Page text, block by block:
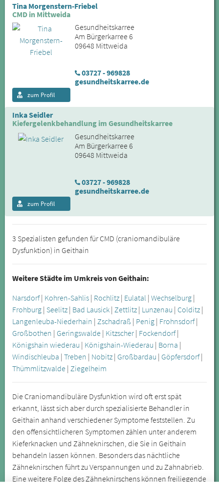
Tina Morgenstern-Friebel
CMD in Mittweida
Gesundheitskarree
Am Bürgerkarree 6
09648 Mittweida
03727 - 969828
gesundheitskarree.de
zum Profil
Inka Seidler
Kiefergelenkbehandlung im Gesundheitskarree
Gesundheitskarree
Am Bürgerkarree 6
09648 Mittweida
03727 - 969828
gesundheitskarree.de
zum Profil
3 Spezialisten gefunden für CMD (craniomandibuläre
Dysfunktion) in Geithain
Weitere Städte im Umkreis von Geithain:
Narsdorf| Kohren-Sahlis | Rochlitz | Eulatal | Wechselburg |
Frohburg | Seelitz | Bad Lausick | Zettlitz | Lunzenau | Colditz |
Langenleuba-Niederhain | Zschadraß | Penig | Frohnsdorf|
Großbothen | Geringswalde | Kitzscher | Fockendorf|
Königshain wiederau | Königshain-Wiederau | Borna |
Windischleuba | Treben | Nobitz | Großbardau | Göpfersdorf|
Thümmlitzwalde | Ziegelheim
Die Craniomandibuläre Dysfunktion wird oft erst spät
erkannt, lässt sich aber durch spezialisierte Behandler in
Geithain anhand verschiedener Symptome feststellen. Zu
den offensichtlicheren Symptomen zählen unter anderem
Kieferknacken und Zähneknirschen, die Sie in Geithain
behandeln lassen können. Besonders das nächtliche
Zähneknirschen führt zu Verspannungen und zu Zahnabrieb.
Eine weitere Folge des Zähneknirschens können freiliegende